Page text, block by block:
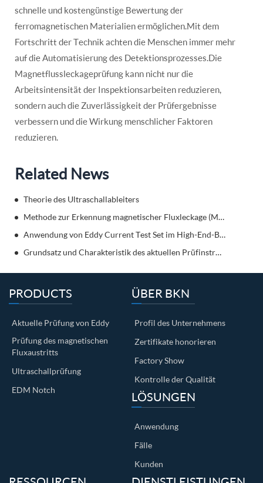
schnelle und kostengünstige Bewertung der
ferromagnetischen Materialien ermöglichen.Mit dem
Fortschritt der Technik achten die Menschen immer mehr
auf die Automatisierung des Detektionsprozesses.Die
Magnetflussleckageprüfung kann nicht nur die
Arbeitsintensität der Inspektionsarbeiten reduzieren,
sondern auch die Zuverlässigkeit der Prüfergebnisse
verbessern und die Wirkung menschlicher Faktoren
reduzieren.
Related News
Theorie des Ultraschallableiters
Methode zur Erkennung magnetischer Fluxleckage (MFL)Details
Anwendung von Eddy Current Test Set im High-End-Bereich
Grundsatz und Charakteristik des aktuellen Prüfinstruments Eddy
PRODUCTS
Aktuelle Prüfung von Eddy
Prüfung des magnetischen
Fluxaustritts
Ultraschallprüfung
EDM Notch
ÜBER BKN
Profil des Unternehmens
Zertifikate honorieren
Factory Show
Kontrolle der Qualität
LÖSUNGEN
Anwendung
Fälle
Kunden